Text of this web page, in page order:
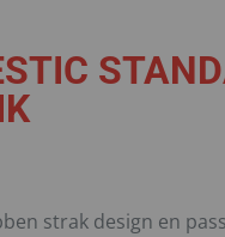
strak design en